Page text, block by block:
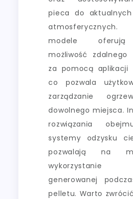
pieca do aktualnych
modele oferują
możliwość zdalnego
za pomocą aplikacji
co pozwala
zarządzanie
dowolnego miejsca.
rozwiązania
systemy odzysku
pozwalają na
generowanej
pelletu. Warto